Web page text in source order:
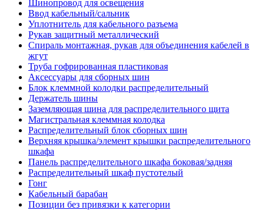
Шинопровод для освещения
Ввод кабельный/сальник
Уплотнитель для кабельного разъема
Рукав защитный металлический
Спираль монтажная, рукав для объединения кабелей в
жгут
Труба гофрированная пластиковая
Аксессуары для сборных шин
Блок клеммной колодки распределительный
Держатель шины
Заземляющая шина для распределительного щита
Магистральная клеммная колодка
Распределительный блок сборных шин
Верхняя крышка/элемент крышки распределительного
шкафа
Панель распределительного шкафа боковая/задняя
Распределительный шкаф пустотелый
Гонг
Кабельный барабан
Позиции без привязки к категории